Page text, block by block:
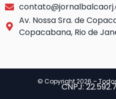
Av. Nossa Sra. de
Copacabana, Rio de
© Copyright 2026 –
CNPJ: